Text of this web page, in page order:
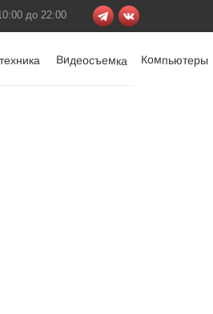
до 22:00
Компьютеры
Видеосъемка